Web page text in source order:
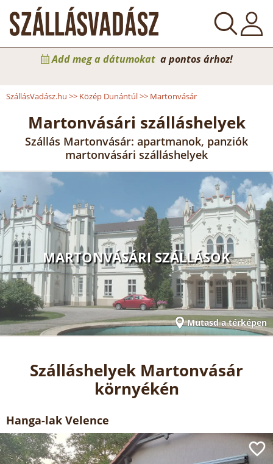
Add meg a dátumokat a pontos árhoz!
SzállásVadász.hu >> Közép Dunántúl>> Martonvásár
Martonvásári szálláshelyek
Szállás Martonvásár: apartmanok, panziók
martonvásári szálláshelyek
MARTONVÁSÁRI SZÁLLÁSOK
Mutasd a térképen
Szálláshelyek Martonvásár
környékén
Hanga-lak Velence